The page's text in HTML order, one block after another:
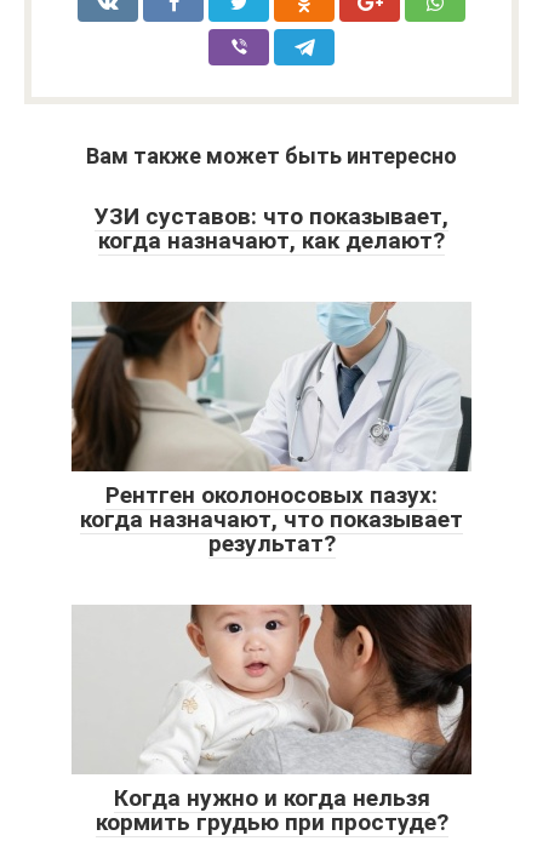
Вам также может быть интересно
УЗИ суставов: что показывает,
когда назначают, как делают?
Рентген околоносовых пазух:
когда назначают, что показывает
результат?
Когда нужно и когда нельзя
кормить грудью при простуде?